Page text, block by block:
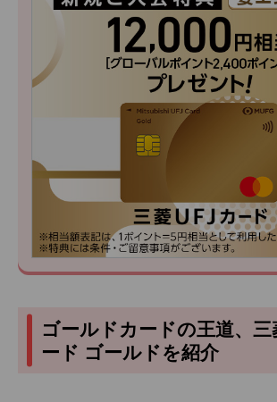
ゴールドカードの王道、三
ード ゴールドを紹介